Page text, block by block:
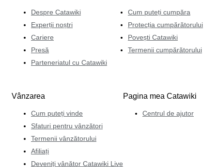
Despre Catawiki
Experții noștri
Cariere
Presă
Parteneriatul cu Catawiki
Cum puteți cumpăra
Protecția cumpărătorului
Povești Catawiki
Termenii cumpărătorului
Vânzarea
Cum puteți vinde
Sfaturi pentru vânzători
Termenii vânzătorului
Afiliați
Deveniți vânător Catawiki Live
Pagina mea Catawiki
Centrul de ajutor